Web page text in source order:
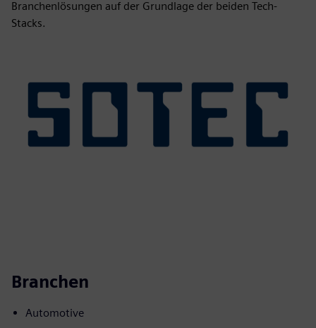
Branchenlösungen auf der Grundlage der beiden Tech-
Stacks.
Branchen
Automotive